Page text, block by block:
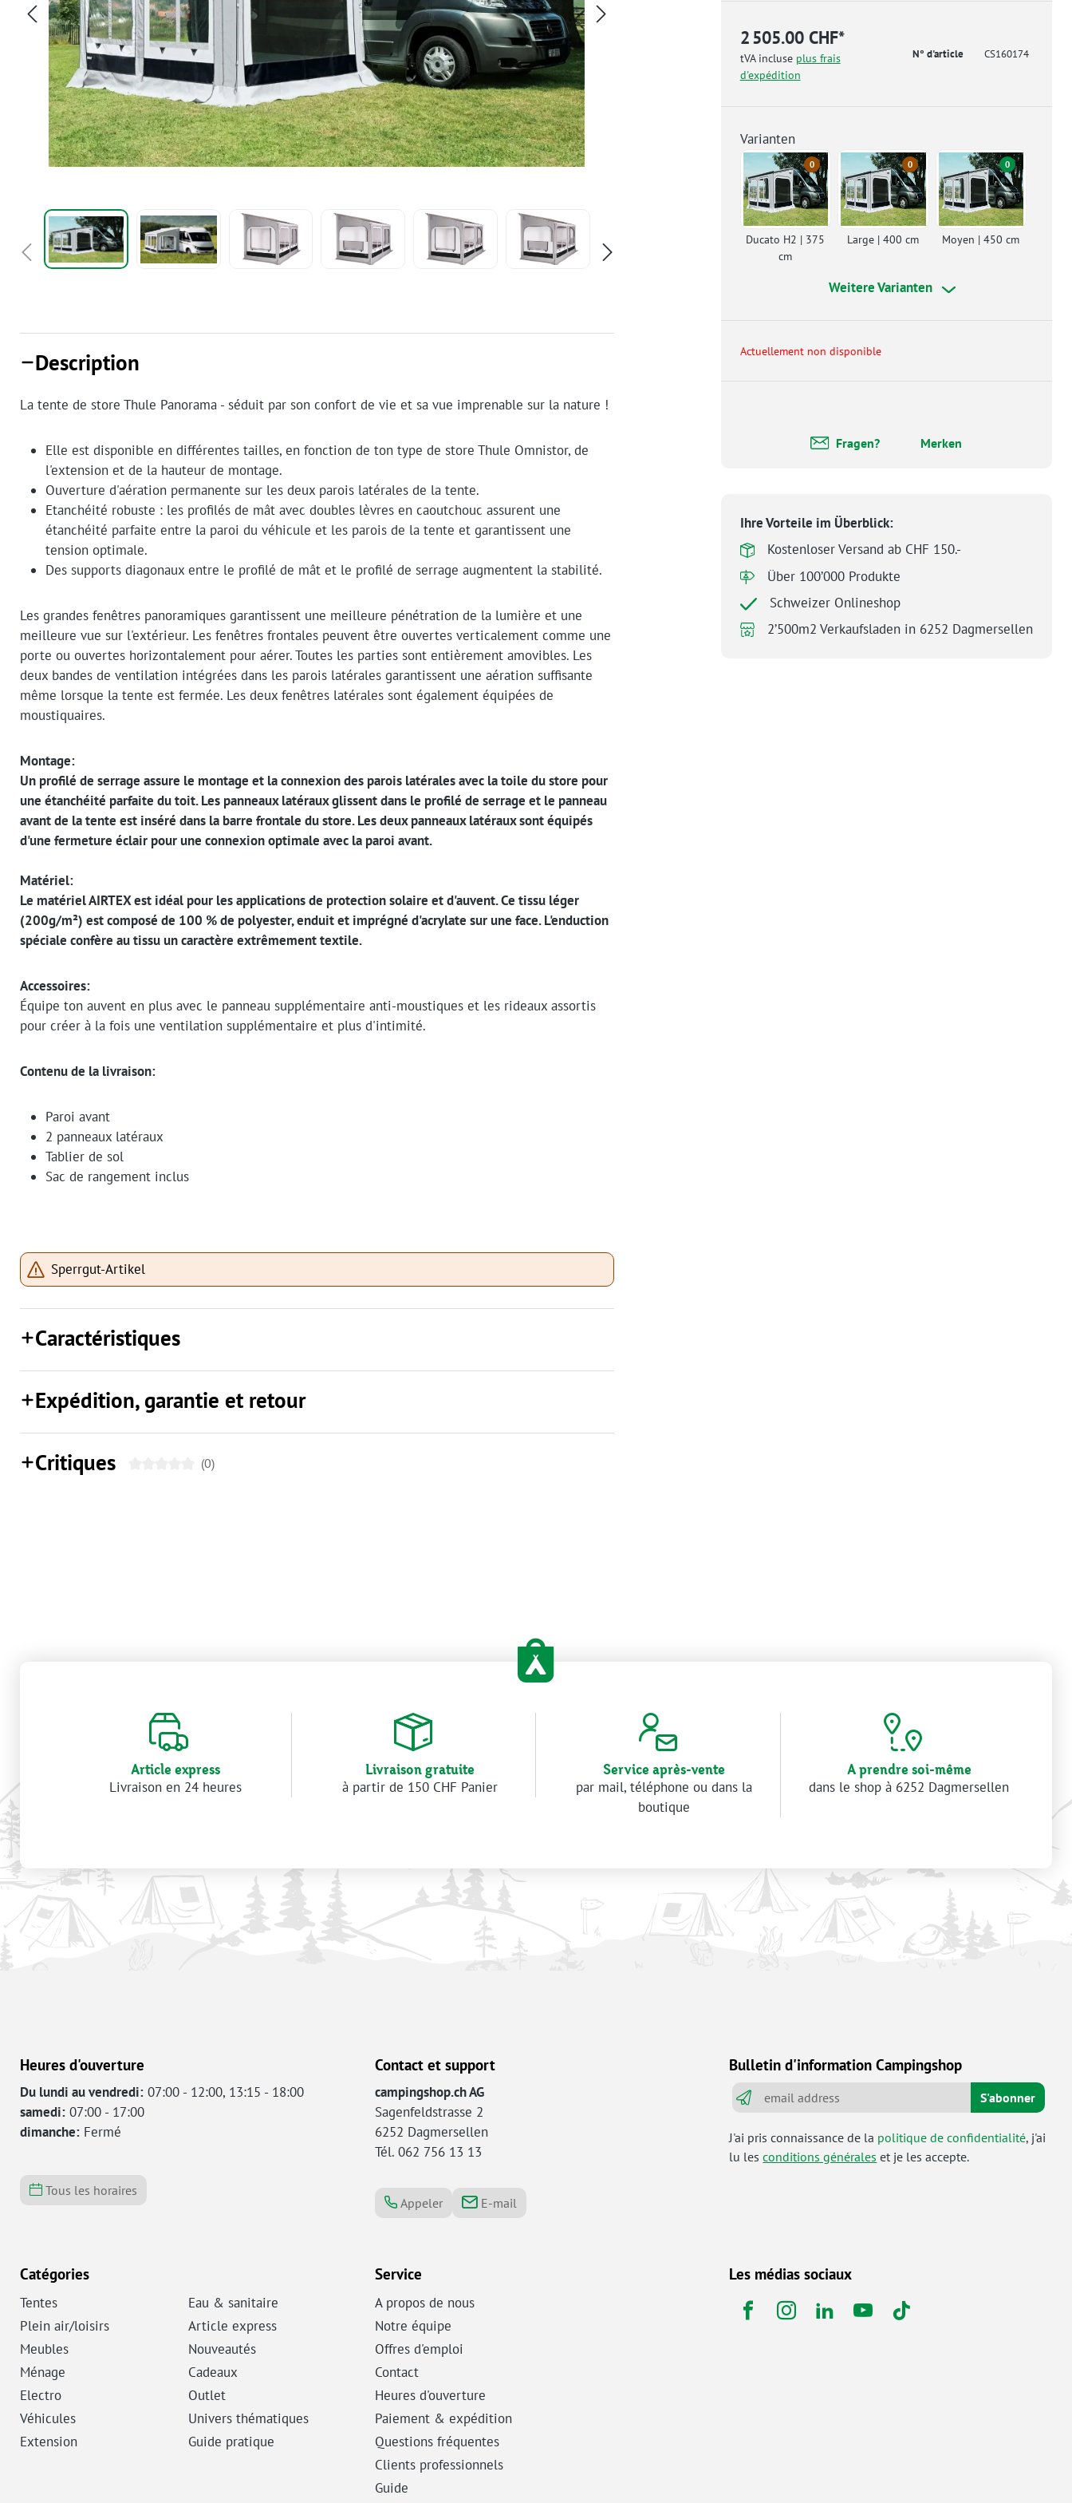
Description
La tente de store Thule Panorama - séduit par son confort de vie et sa vue imprenable sur la nature !
Elle est disponible en différentes tailles, en fonction de ton type de store Thule Omnistor, de
l'extension et de la hauteur de montage.
Ouverture d'aération permanente sur les deux parois latérales de la tente.
Etanchéité robuste : les profilés de mât avec doubles lèvres en caoutchouc assurent une
étanchéité parfaite entre la paroi du véhicule et les parois de la tente et garantissent une
tension optimale.
Des supports diagonaux entre le profilé de mât et le profilé de serrage augmentent la stabilité.
Les grandes fenêtres panoramiques garantissent une meilleure pénétration de la lumière et une
meilleure vue sur l'extérieur. Les fenêtres frontales peuvent être ouvertes verticalement comme une
porte ou ouvertes horizontalement pour aérer. Toutes les parties sont entièrement amovibles. Les
deux bandes de ventilation intégrées dans les parois latérales garantissent une aération suffisante
même lorsque la tente est fermée. Les deux fenêtres latérales sont également équipées de
moustiquaires.
Montage:
Un profilé de serrage assure le montage et la connexion des parois latérales avec la toile du store pour
une étanchéité parfaite du toit. Les panneaux latéraux glissent dans le profilé de serrage et le panneau
avant de la tente est inséré dans la barre frontale du store. Les deux panneaux latéraux sont équipés
d'une fermeture éclair pour une connexion optimale avec la paroi avant.
Matériel:
Le matériel AIRTEX est idéal pour les applications de protection solaire et d'auvent. Ce tissu léger
(200g/m²) est composé de 100 % de polyester, enduit et imprégné d'acrylate sur une face. L'enduction
spéciale confère au tissu un caractère extrêmement textile.
Accessoires:
Équipe ton auvent en plus avec le panneau supplémentaire anti-moustiques et les rideaux assortis
pour créer à la fois une ventilation supplémentaire et plus d'intimité.
Contenu de la livraison:
Paroi avant
2 panneaux latéraux
Tablier de sol
Sac de rangement inclus
Sperrgut-Artikel
Caractéristiques
Expédition, garantie et retour
Critiques (0)
2 505.00 CHF*
tVA incluse plus frais
d'expédition
N° d'article CS160174
Varianten
0
Ducato H2 | 375
cm
0
Large | 400 cm
0
Moyen | 450 cm
Weitere Varianten
Actuellement non disponible
Fragen? Merken
Ihre Vorteile im Überblick:
Kostenloser Versand ab CHF 150.-
Über 100’000 Produkte
Schweizer Onlineshop
2’500m2 Verkaufsladen in 6252 Dagmersellen
Article express
Livraison en 24 heures
Livraison gratuite
à partir de 150 CHF Panier
Service après-vente
par mail, téléphone ou dans la
boutique
A prendre soi-même
dans le shop à 6252 Dagmersellen
Heures d'ouverture
Du lundi au vendredi: 07:00 - 12:00, 13:15 - 18:00
samedi: 07:00 - 17:00
dimanche: Fermé
Tous les horaires
Contact et support
campingshop.ch AG
Sagenfeldstrasse 2
6252 Dagmersellen
Tél. 062 756 13 13
Appeler E-mail
Bulletin d'information Campingshop
S'abonner
J'ai pris connaissance de la politique de confidentialité, j'ai
lu lesconditions générales et je les accepte.
Catégories
Tentes
Plein air/loisirs
Meubles
Ménage
Electro
Véhicules
Extension
Eau & sanitaire
Article express
Nouveautés
Cadeaux
Outlet
Univers thématiques
Guide pratique
Service
A propos de nous
Notre équipe
Offres d'emploi
Contact
Heures d'ouverture
Paiement & expédition
Questions fréquentes
Clients professionnels
Guide
Les médias sociaux